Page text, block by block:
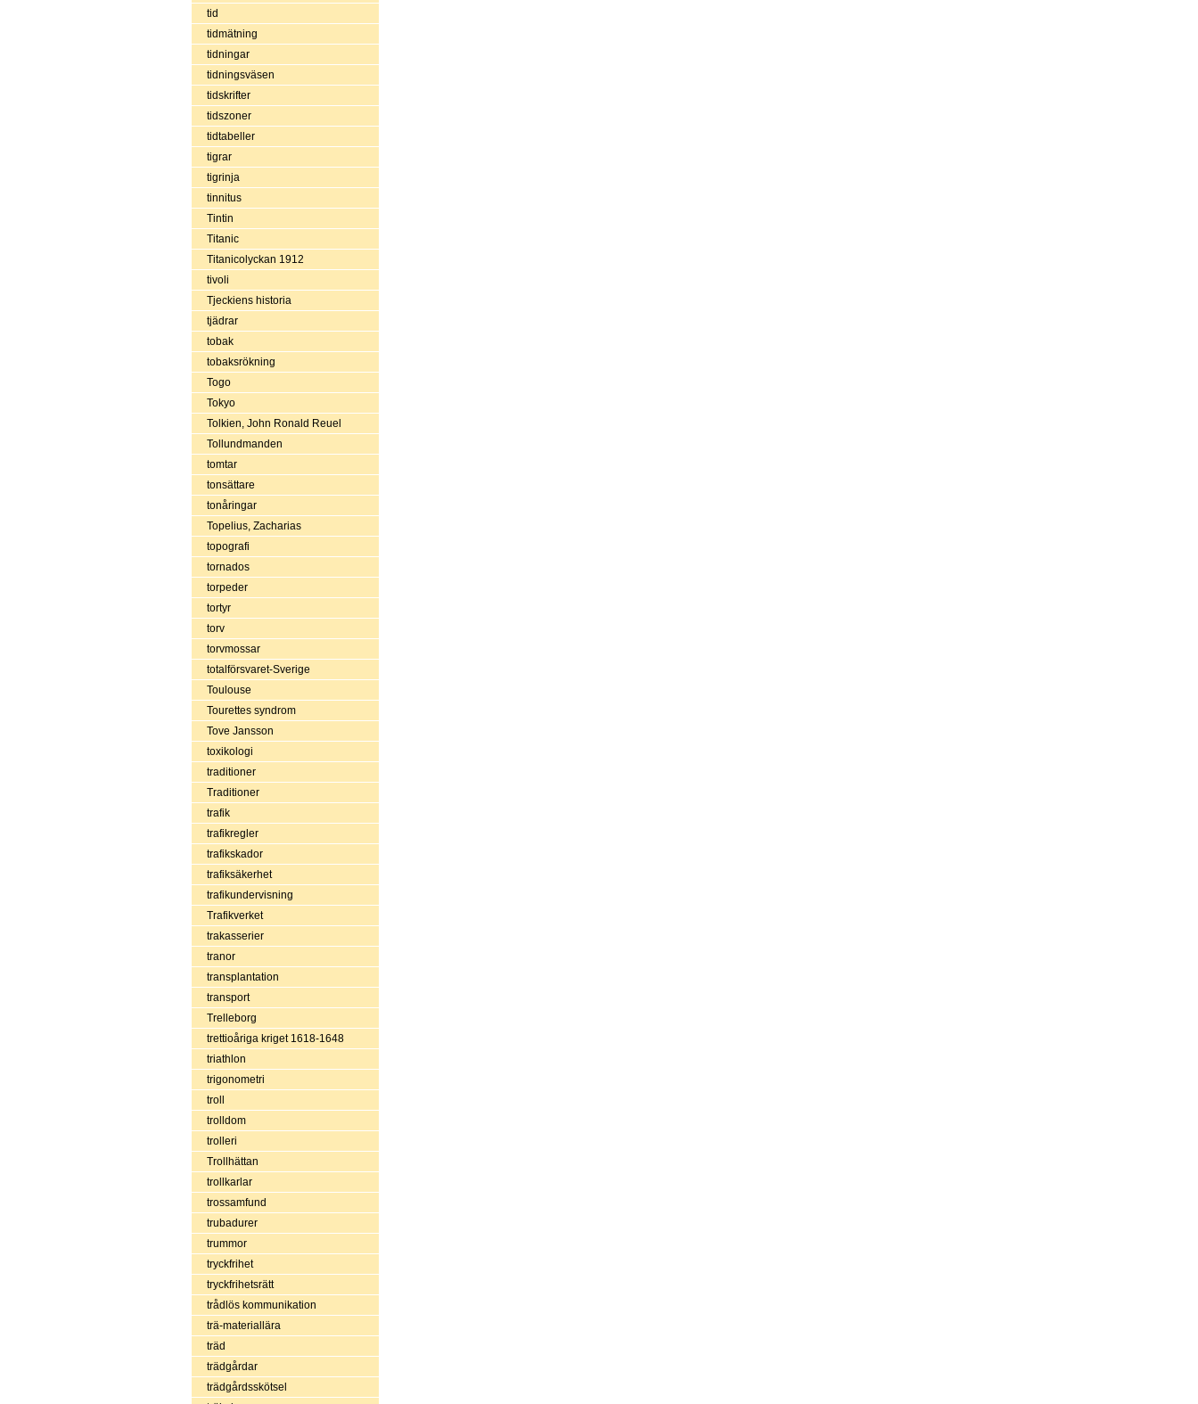
tid
tidmätning
tidningar
tidningsväsen
tidskrifter
tidszoner
tidtabeller
tigrar
tigrinja
tinnitus
Tintin
Titanic
Titanicolyckan 1912
tivoli
Tjeckiens historia
tjädrar
tobak
tobaksrökning
Togo
Tokyo
Tolkien, John Ronald Reuel
Tollundmanden
tomtar
tonsättare
tonåringar
Topelius, Zacharias
topografi
tornados
torpeder
tortyr
torv
torvmossar
totalförsvaret-Sverige
Toulouse
Tourettes syndrom
Tove Jansson
toxikologi
traditioner
Traditioner
trafik
trafikregler
trafikskador
trafiksäkerhet
trafikundervisning
Trafikverket
trakasserier
tranor
transplantation
transport
Trelleborg
trettioåriga kriget 1618-1648
triathlon
trigonometri
troll
trolldom
trolleri
Trollhättan
trollkarlar
trossamfund
trubadurer
trummor
tryckfrihet
tryckfrihetsrätt
trådlös kommunikation
trä-materiallära
träd
trädgårdar
trädgårdsskötsel